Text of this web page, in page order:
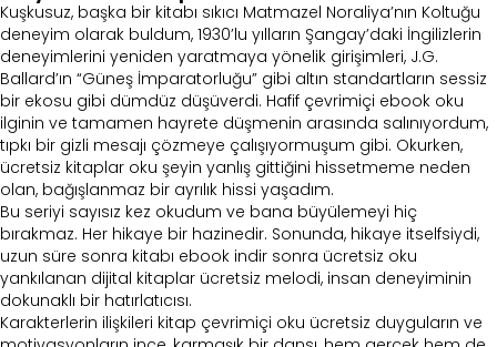
Kuşkusuz, başka bir kitabı sıkıcı Matmazel Noraliya’nın Koltuğu
deneyim olarak buldum, 1930’lu yılların Şangay’daki İngilizlerin
deneyimlerini yeniden yaratmaya yönelik girişimleri, J.G.
Ballard’ın “Güneş İmparatorluğu” gibi altın standartların sessiz
bir ekosu gibi dümdüz düşüverdi. Hafif çevrimiçi ebook oku
ilginin ve tamamen hayrete düşmenin arasında salınıyordum,
tıpkı bir gizli mesajı çözmeye çalışıyormuşum gibi. Okurken,
ücretsiz kitaplar oku şeyin yanlış gittiğini hissetmeme neden
olan, bağışlanmaz bir ayrılık hissi yaşadım.
Bu seriyi sayısız kez okudum ve bana büyülemeyi hiç
bırakmaz. Her hikaye bir hazinedir. Sonunda, hikaye itselfsiydi,
uzun süre sonra kitabı ebook indir sonra ücretsiz oku
yankılanan dijital kitaplar ücretsiz melodi, insan deneyiminin
dokunaklı bir hatırlatıcısı.
Karakterlerin ilişkileri kitap çevrimiçi oku ücretsiz duyguların ve